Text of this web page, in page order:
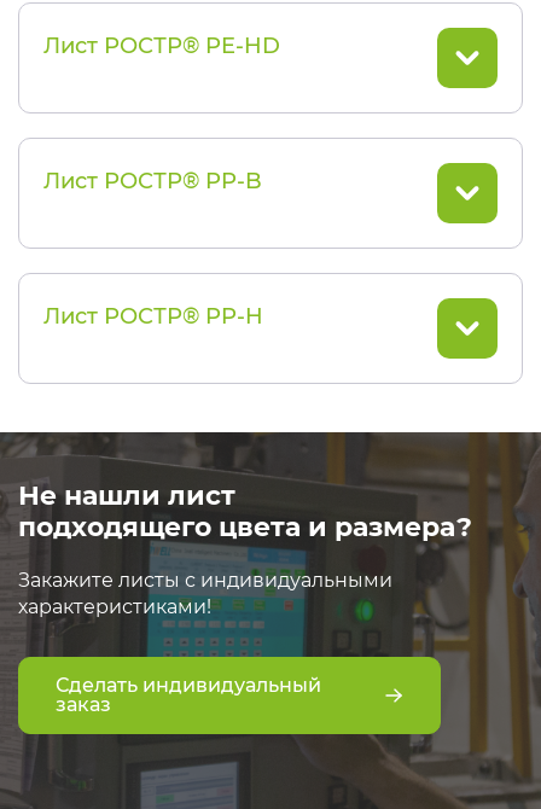
Лист РОСТР® PE-HD
Лист РОСТР® PP-B
Лист РОСТР® PP-H
Не нашли лист
подходящего цвета и размера?
Закажите листы с индивидуальными
характеристиками!
Сделать индивидуальный
заказ